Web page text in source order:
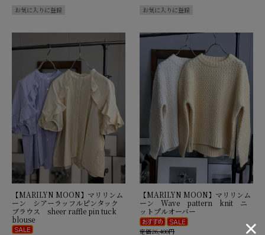
【MARILYN MOON】マリリンム
ーン シアーラッフルピンタック
ブラウス sheer raffle pin tuck
blouse
【MARILYN MOON】マリリンム
ーン Wave pattern knit ニ
ットプルオーバー
定価26,400円